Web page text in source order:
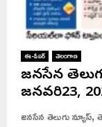
ఈ-పేపర్ తెలంగాణ
జనసేన
జనవరి23,
జనసేన తెలుగు